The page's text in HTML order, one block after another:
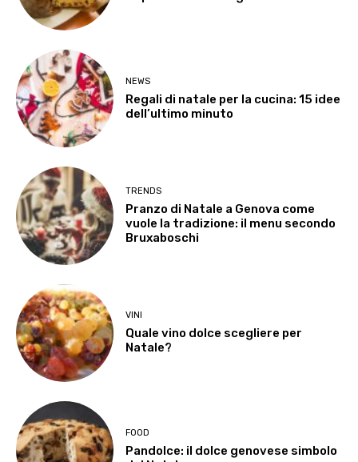
NEWS
Regali di natale per la cucina: 15 idee
dell’ultimo minuto
TRENDS
Pranzo di Natale a Genova come
vuole la tradizione: il menu secondo
Bruxaboschi
VINI
Quale vino dolce scegliere per
Natale?
FOOD
Pandolce: il dolce genovese simbolo